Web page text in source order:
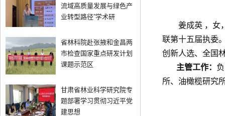
姜成英 ，女
联第十五届执委
创新人选、全国
主管工作：
所、油橄榄研究
流域高质量发展与绿色产
业转型路径”学术研
省林科院赴张掖和金昌两
市检查国家重点研发计划
课题示范区
甘肃省林业科学研究院专
题部署学习贯彻习近平党
建思想